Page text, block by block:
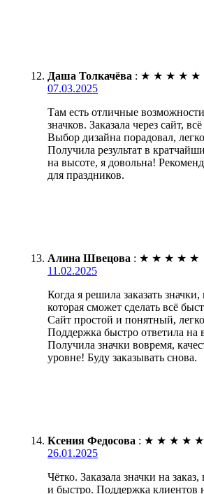
Даша Толкачёва : ★ ★ ★ ★ ★
07.03.2025
Там есть отличные
значков. Заказала через сайт,
Выбор дизайна порадовал,
Получила результат в
на высоте, я довольна!
для праздников.
Алина Швецова : ★ ★ ★ ★ ★
11.02.2025
Когда я решила заказать
которая сможет сделать всё
Сайт простой и понятный,
Поддержка быстро ответила на
Получила значки вовремя,
уровне! Буду заказывать снова.
Ксения Федосова : ★ ★ ★ ★ ★
26.01.2025
Чётко. Заказала значки на
и быстро. Поддержка клиентов